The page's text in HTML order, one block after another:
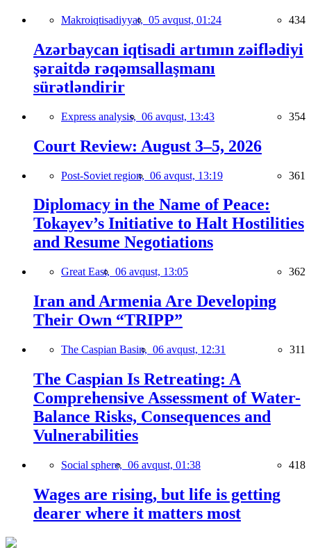
Makroiqtisadiyyat, 05 avqust, 01:24 434
Azərbaycan iqtisadi artımın zəiflədiyi
şəraitdə rəqəmsallaşmanı
sürətləndirir
Express analysis, 06 avqust, 13:43 354
Court Review: August 3–5, 2026
Post-Soviet region, 06 avqust, 13:19 361
Diplomacy in the Name of Peace:
Tokayev’s Initiative to Halt Hostilities
and Resume Negotiations
Great East, 06 avqust, 13:05 362
Iran and Armenia Are Developing
Their Own “TRIPP”
The Caspian Basin, 06 avqust, 12:31 311
The Caspian Is Retreating: A
Comprehensive Assessment of Water-
Balance Risks, Consequences and
Vulnerabilities
Social sphere, 06 avqust, 01:38 418
Wages are rising, but life is getting
dearer where it matters most